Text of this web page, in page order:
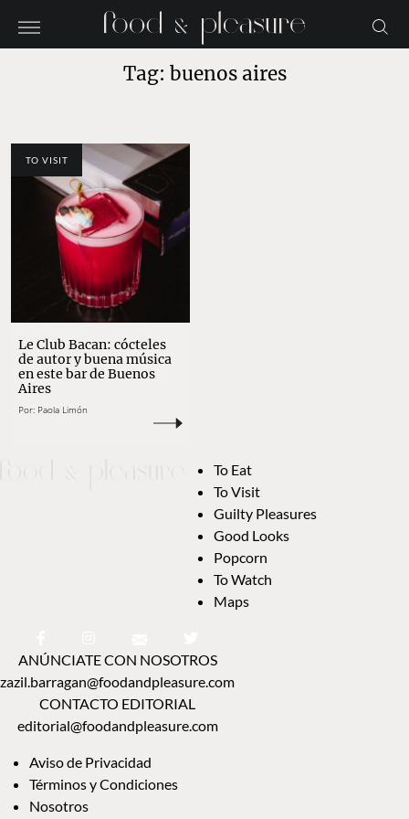
Tag: buenos aires
TO VISIT
Le Club Bacan: cócteles
de autor y buena música
en este bar de Buenos
Aires
Por: Paola Limón
To Eat
To Visit
Guilty Pleasures
Good Looks
Popcorn
To Watch
Maps
ANÚNCIATE CON NOSOTROS
zazil.barragan@foodandpleasure.com
CONTACTO EDITORIAL
editorial@foodandpleasure.com
Aviso de Privacidad
Términos y Condiciones
Nosotros